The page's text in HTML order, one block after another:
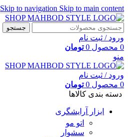
Skip to navigation Skip to main content
جستجو
ورود / ثبت نام
0 محصول 0 تومان
منو
ورود / ثبت نام
0 محصول 0 تومان
دسته بندی کالاها
ابزار آرایشگری
اتو مو
سشوار